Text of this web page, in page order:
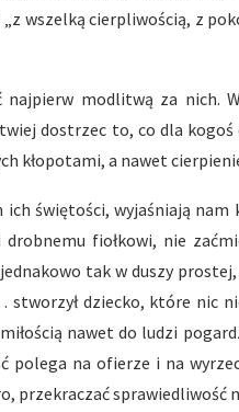
wszelką cierpliwością, z
najpierw modlitwą za nich.
dostrzec to, co dla
kłopotami, a nawet
świętości, wyjaśniają
fiołkowi, nie
tak w duszy
stworzył dziecko, które nic
nawet do ludzi
polega na ofierze i na
przekraczać sprawiedliwość